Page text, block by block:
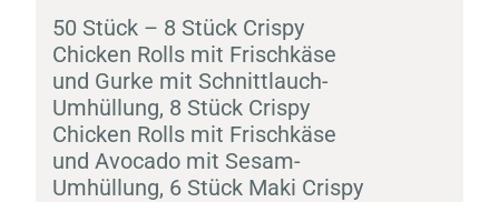
50 Stück – 8 Stück Crispy
Chicken Rolls mit Frischkäse
und Gurke mit Schnittlauch-
Umhüllung, 8 Stück Crispy
Chicken Rolls mit Frischkäse
und Avocado mit Sesam-
Umhüllung, 6 Stück Maki Crispy